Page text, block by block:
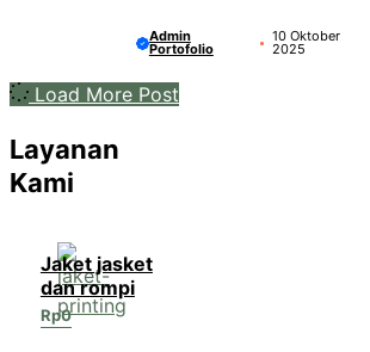
Admin
Portofolio
10 Oktober
2025
Load More Post
Layanan
Kami
Jaket jasket
dan rompi
Rp0